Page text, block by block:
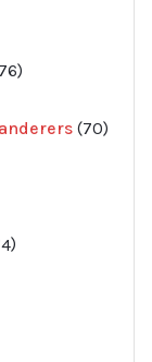
76
produkter
70
produkter